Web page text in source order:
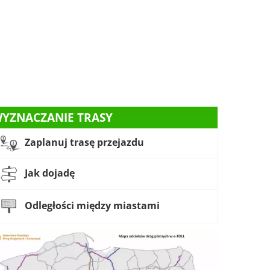
TRASY
Zaplanuj trasę przejazdu
Jak dojadę
Odległości między miastami